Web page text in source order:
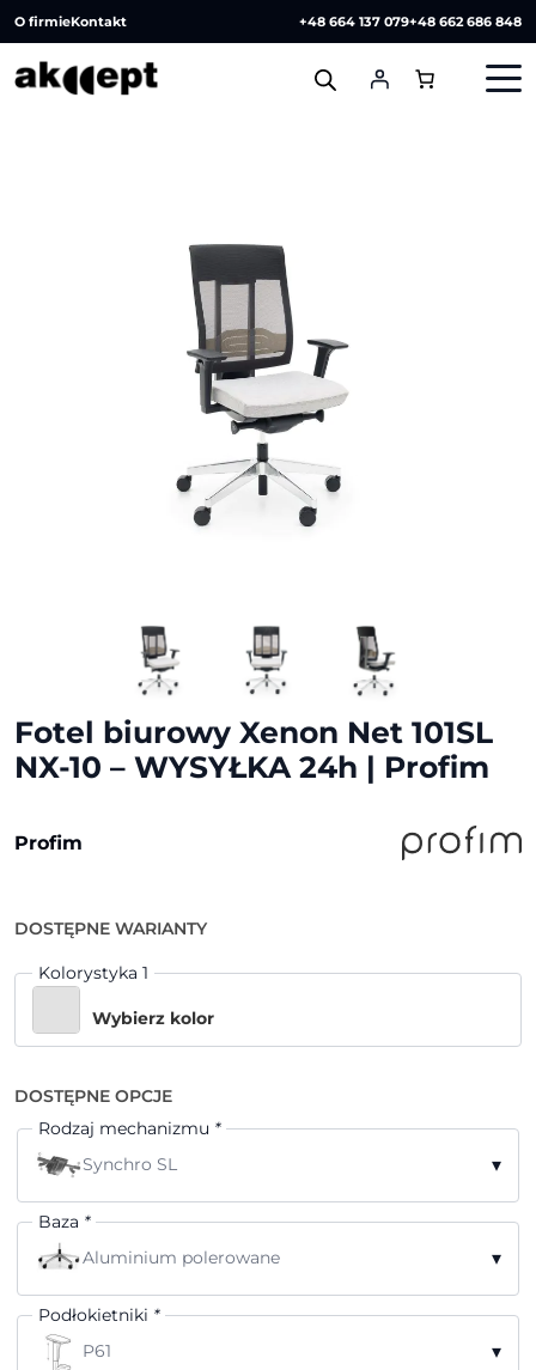
O firmieKontakt +48 664 137 079+48 662 686 848
Fotel biurowy Xenon Net 101SL
NX-10 – WYSYŁKA 24h | Profim
Profim
DOSTĘPNE WARIANTY
Kolorystyka 1
Wybierz kolor
DOSTĘPNE OPCJE
Rodzaj mechanizmu *
Synchro SL
▾
Baza *
Aluminium polerowane
▾
Podłokietniki *
P61
▾